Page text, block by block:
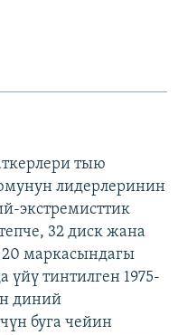
тыю
лидерлеринин
экстремисттик
32 диск жана
маркасындагы
үйү тинтилген 1975-
диний
буга чейин